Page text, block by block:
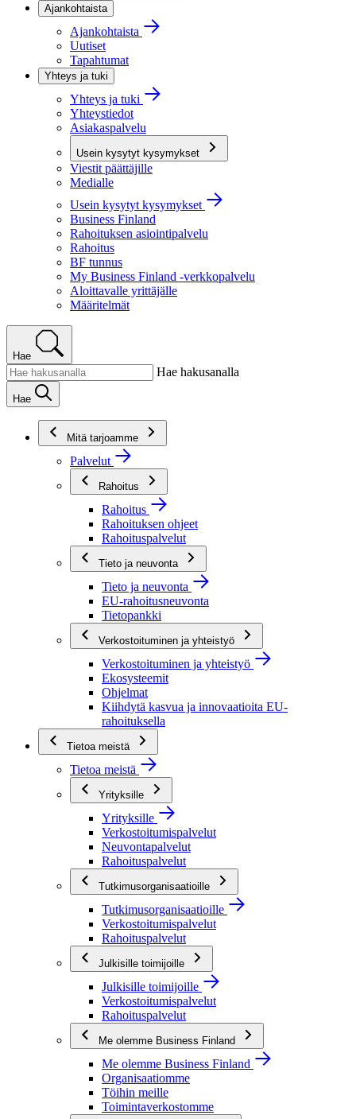
Ajankohtaista
Ajankohtaista
Uutiset
Tapahtumat
Yhteys ja tuki
Yhteys ja tuki
Yhteystiedot
Asiakaspalvelu
Usein kysytyt kysymykset
Viestit päättäjille
Medialle
Usein kysytyt kysymykset
Business Finland
Rahoituksen asiointipalvelu
Rahoitus
BF tunnus
My Business Finland -verkkopalvelu
Aloittavalle yrittäjälle
Määritelmät
Hae
Hae hakusanalla
Hae
Mitä tarjoamme
Palvelut
Rahoitus
Rahoitus
Rahoituksen ohjeet
Rahoituspalvelut
Tieto ja neuvonta
Tieto ja neuvonta
EU-rahoitusneuvonta
Tietopankki
Verkostoituminen ja yhteistyö
Verkostoituminen ja yhteistyö
Ekosysteemit
Ohjelmat
Kiihdytä kasvua ja innovaatioita EU-
rahoituksella
Tietoa meistä
Tietoa meistä
Yrityksille
Yrityksille
Verkostoitumispalvelut
Neuvontapalvelut
Rahoituspalvelut
Tutkimusorganisaatioille
Tutkimusorganisaatioille
Verkostoitumispalvelut
Rahoituspalvelut
Julkisille toimijoille
Julkisille toimijoille
Verkostoitumispalvelut
Rahoituspalvelut
Me olemme Business Finland
Me olemme Business Finland
Organisaatiomme
Töihin meille
Toimintaverkostomme